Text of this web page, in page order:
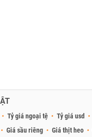
Tỷ giá ngoại tệ Tỷ giá usd
Giá sầu riêng Giá thịt heo